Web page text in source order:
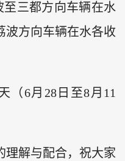
至三都方向车辆在水
波方向车辆在水各收
（6月28日至8月11
理解与配合，祝大家